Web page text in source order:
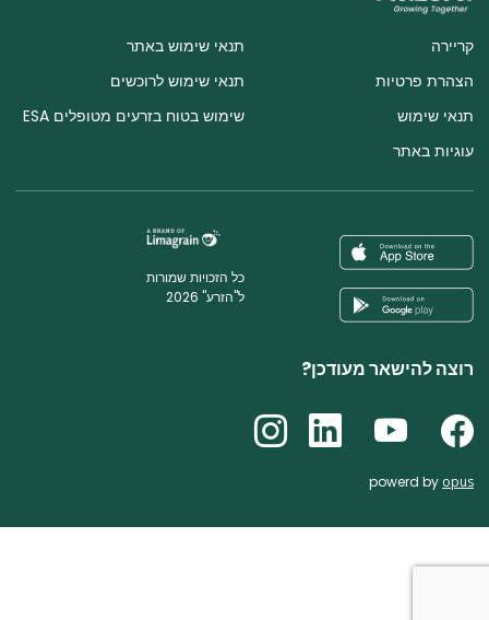
קריירה
הצהרת פרטיות
תנאי שימוש
עוגיות באתר
תנאי שימוש באתר
תנאי שימוש לרוכשים
שימוש בטוח בזרעים מטופלים ESA
כל הזכויות שמורות
ל"הזרע" 2026
רוצה להישאר מעודכן?
powerd by opus